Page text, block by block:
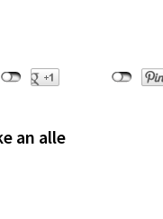
an alle